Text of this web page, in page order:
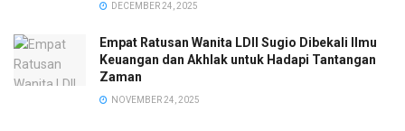
DECEMBER 24, 2025
Empat Ratusan Wanita LDII Sugio Dibekali Ilmu
Keuangan dan Akhlak untuk Hadapi Tantangan
Zaman
NOVEMBER 24, 2025